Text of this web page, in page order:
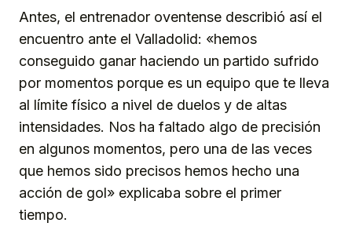
Antes, el entrenador oventense describió así el
encuentro ante el Valladolid: «hemos
conseguido ganar haciendo un partido sufrido
por momentos porque es un equipo que te lleva
al límite físico a nivel de duelos y de altas
intensidades. Nos ha faltado algo de precisión
en algunos momentos, pero una de las veces
que hemos sido precisos hemos hecho una
acción de gol» explicaba sobre el primer
tiempo.